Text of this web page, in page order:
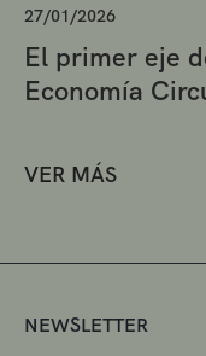
27/01/2026
El primer eje
Economía
VER MÁS
NEWSLETTER